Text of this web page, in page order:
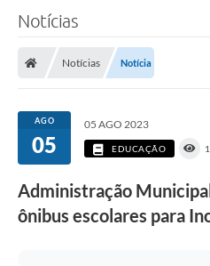
Transparência Pública
Notícias
Legislação
Renuncia de Receita
Notícias
Notícias Notícia
AGO
05
05 AGO 2023
EDUCAÇÃO
Administração
ônibus escolares para